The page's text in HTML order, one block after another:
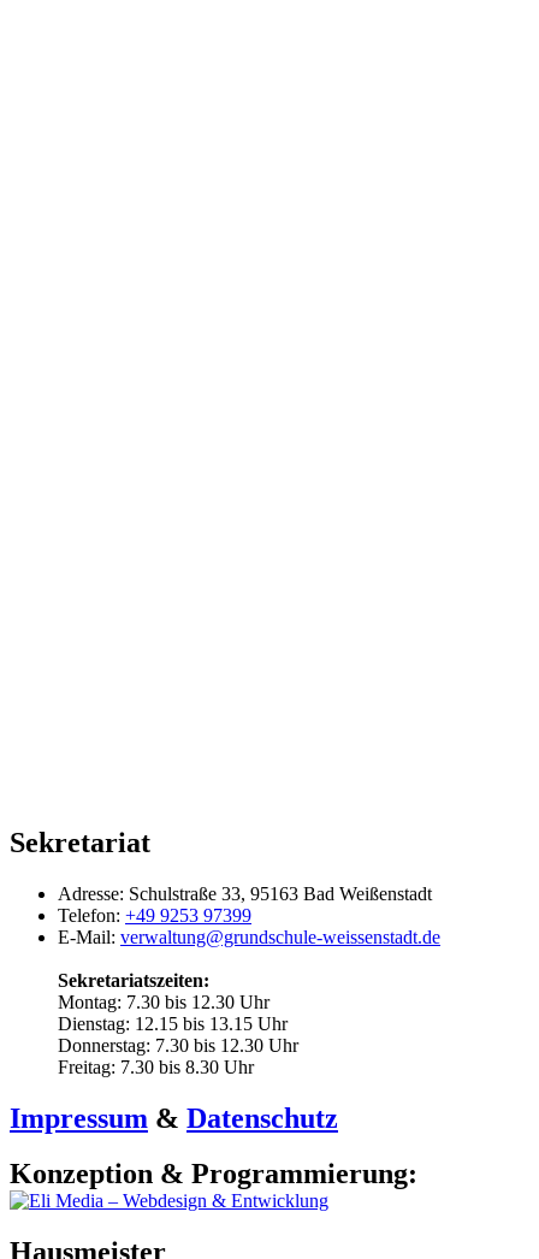
Sekretariat
Adresse: Schulstraße 33, 95163 Bad Weißenstadt
Telefon: +49 9253 97399
E-Mail: verwaltung@grundschule-weissenstadt.de
Sekretariatszeiten:
Montag: 7.30 bis 12.30 Uhr
Dienstag: 12.15 bis 13.15 Uhr
Donnerstag: 7.30 bis 12.30 Uhr
Freitag: 7.30 bis 8.30 Uhr
Impressum & Datenschutz
Konzeption & Programmierung:
Hausmeister